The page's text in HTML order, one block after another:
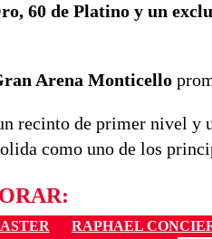
60 de Platino y un
Arena Monticello
recinto de primer nivel y
como uno de los
RAPHAEL